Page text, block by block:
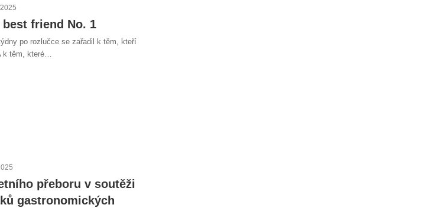
friend No. 1
po rozlučce se zařadil k těm, kteří
k těm, které…
přeboru v soutěži
gastronomických